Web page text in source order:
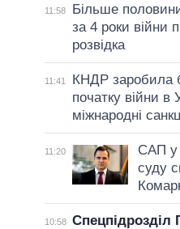
11:58
Більше
за 4 роки війни
розвідка
11:41
КНДР заробила
початку війни в
міжнародні
11:20
САП у
суду
10:58